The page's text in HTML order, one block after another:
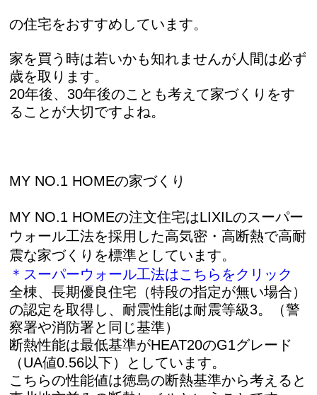
の住宅をおすすめしています。
家を買う時は若いかも知れませんが人間は必ず
歳を取ります。
20年後、30年後のことも考えて家づくりをす
ることが大切ですよね。
MY NO.1 HOMEの家づくり
MY NO.1 HOMEの注文住宅はLIXILのスーパー
ウォール工法を採用した高気密・高断熱で高耐
震な家づくりを標準としています。
＊スーパーウォール工法はこちらをクリック
全棟、長期優良住宅（特段の指定が無い場合）
の認定を取得し、耐震性能は耐震等級3。（警
察署や消防署と同じ基準）
断熱性能は最低基準がHEAT20のG1グレード
（UA値0.56以下）としています。
こちらの性能値は徳島の断熱基準から考えると